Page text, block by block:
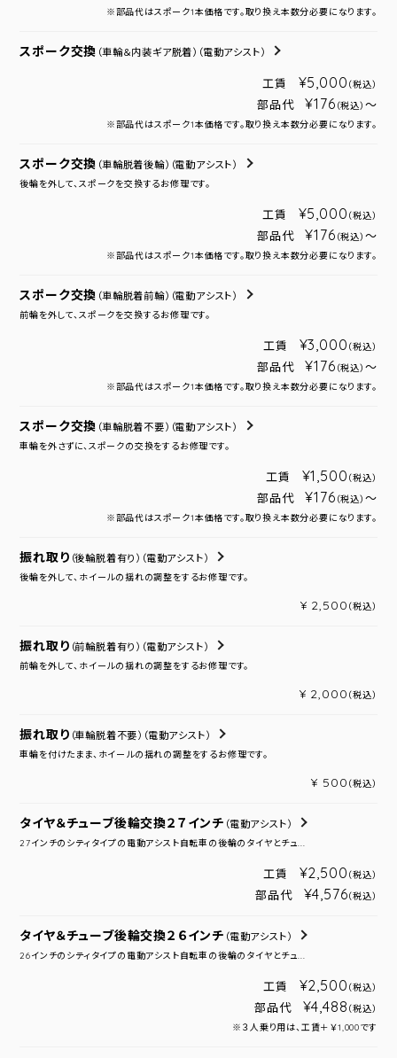
※部品代はスポーク1本価格です。取り換え本数分必要になります。
スポーク交換 （車輪＆内装ギア脱着） （電動アシスト）
工賃 ¥5,000 （税込）
部品代 ¥176 （税込） ～
※部品代はスポーク1本価格です。取り換え本数分必要になります。
スポーク交換 （車輪脱着後輪） （電動アシスト）
後輪を外して、スポークを交換するお修理です。
工賃 ¥5,000 （税込）
部品代 ¥176 （税込） ～
※部品代はスポーク1本価格です。取り換え本数分必要になります。
スポーク交換 （車輪脱着前輪） （電動アシスト）
前輪を外して、スポークを交換するお修理です。
工賃 ¥3,000 （税込）
部品代 ¥176 （税込） ～
※部品代はスポーク1本価格です。取り換え本数分必要になります。
スポーク交換 （車輪脱着不要） （電動アシスト）
車輪を外さずに、スポークの交換をするお修理です。
工賃 ¥1,500 （税込）
部品代 ¥176 （税込） ～
※部品代はスポーク1本価格です。取り換え本数分必要になります。
振れ取り （後輪脱着有り） （電動アシスト）
後輪を外して、ホイールの揺れの調整をするお修理です。
¥ 2,500 （税込）
振れ取り （前輪脱着有り） （電動アシスト）
前輪を外して、ホイールの揺れの調整をするお修理です。
¥ 2,000 （税込）
振れ取り （車輪脱着不要） （電動アシスト）
車輪を付けたまま、ホイールの揺れの調整をするお修理です。
¥ 500 （税込）
タイヤ＆チューブ後輪交換２７インチ （電動アシスト）
27インチのシティタイプの電動アシスト自転車の後輪のタイヤとチュ...
工賃 ¥2,500 （税込）
部品代 ¥4,576（税込）
タイヤ＆チューブ後輪交換２６インチ （電動アシスト）
26インチのシティタイプの電動アシスト自転車の後輪のタイヤとチュ...
工賃 ¥2,500 （税込）
部品代 ¥4,488 （税込）
※３人乗り用は、工賃＋￥1,000です